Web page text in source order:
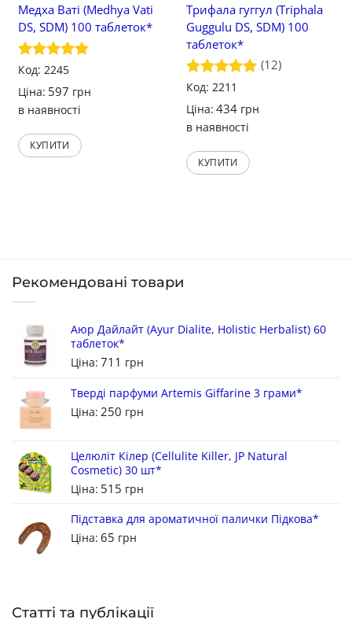
Медха Ваті (Medhya Vati
DS, SDM) 100 таблеток*
Оцінено в
Код: 2245
Ціна: 597 грн
в наявності
КУПИТИ
Трифала гуггул (Triphala
Guggulu DS, SDM) 100
таблеток*
Оцінено в
(12)
Код: 2211
Ціна: 434 грн
в наявності
КУПИТИ
Рекомендовані товари
Аюр Дайлайт (Ayur Dialite, Holistic Herbalist) 60
таблеток*
Ціна: 711 грн
Тверді парфуми Artemis Giffarine 3 грами*
Ціна: 250 грн
Целюліт Кілер (Cellulite Killer, JP Natural
Cosmetic) 30 шт*
Ціна: 515 грн
Підставка для ароматичної палички Підкова*
Ціна: 65 грн
Статті та публікації